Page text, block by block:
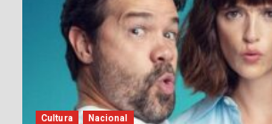
Cultura Nacional